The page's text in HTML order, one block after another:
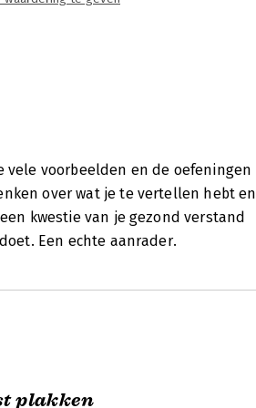
vele voorbeelden en de oefeningen
over wat je te vertellen hebt en
kwestie van je gezond verstand
Een echte aanrader.
plakken